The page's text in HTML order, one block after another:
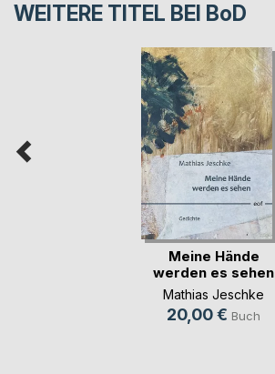
WEITERE TITEL BEI BoD
Meine Hände
werden es sehen
Mathias Jeschke
20,00 € Buch